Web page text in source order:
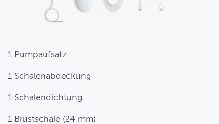
1 Pumpaufsatz
1 Schalenabdeckung
1 Schalendichtung
1 Brustschale (24 mm)